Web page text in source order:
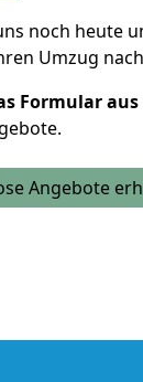
noch heute
Umzug
Formular aus
Angebote